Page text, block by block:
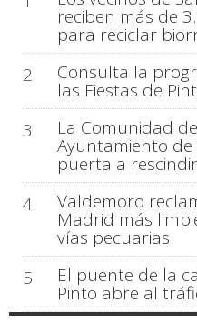
reciben más de
para reciclar
2
Consulta la
las Fiestas de
3
La Comunidad
Ayuntamiento de
puerta a
4
Valdemoro
Madrid más
vías pecuarias
5
El puente de la
Pinto abre al